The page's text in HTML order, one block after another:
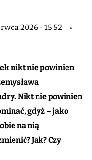
2026 - 15:52
nikt nie powinien
Nikt nie powinien
gdyż – jako
na nią
Jak? Czy